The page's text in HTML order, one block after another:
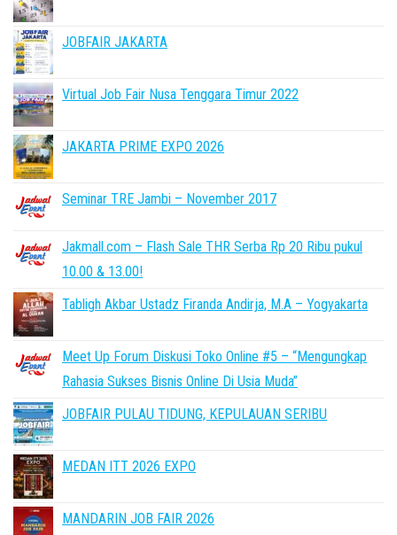
JOBFAIR JAKARTA
Virtual Job Fair Nusa Tenggara Timur 2022
JAKARTA PRIME EXPO 2026
Seminar TRE Jambi – November 2017
Jakmall.com – Flash Sale THR Serba Rp 20 Ribu pukul
10.00 & 13.00!
Tabligh Akbar Ustadz Firanda Andirja, M.A – Yogyakarta
Meet Up Forum Diskusi Toko Online #5 – “Mengungkap
Rahasia Sukses Bisnis Online Di Usia Muda”
JOBFAIR PULAU TIDUNG, KEPULAUAN SERIBU
MEDAN ITT 2026 EXPO
MANDARIN JOB FAIR 2026